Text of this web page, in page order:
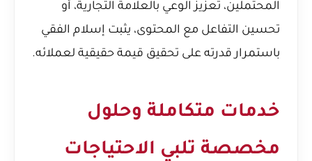
المحتملين، تعزيز الوعي بالعلامة التجارية، أو
تحسين التفاعل مع المحتوى، يثبت إسلام الفقي
باستمرار قدرته على تحقيق قيمة حقيقية لعملائه.
خدمات متكاملة وحلول
مخصصة تلبي الاحتياجات